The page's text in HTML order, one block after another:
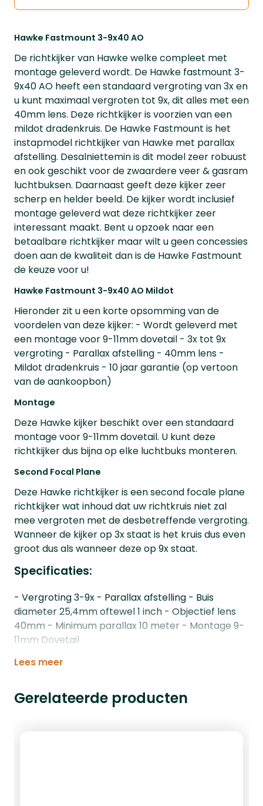
Hawke Fastmount 3-9x40 AO
De richtkijker van Hawke welke compleet met
montage geleverd wordt. De Hawke fastmount 3-
9x40 AO heeft een standaard vergroting van 3x en
u kunt maximaal vergroten tot 9x, dit alles met een
40mm lens. Deze richtkijker is voorzien van een
mildot dradenkruis. De Hawke Fastmount is het
instapmodel richtkijker van Hawke met parallax
afstelling. Desalniettemin is dit model zeer robuust
en ook geschikt voor de zwaardere veer & gasram
luchtbuksen. Daarnaast geeft deze kijker zeer
scherp en helder beeld. De kijker wordt inclusief
montage geleverd wat deze richtkijker zeer
interessant maakt. Bent u opzoek naar een
betaalbare richtkijker maar wilt u geen concessies
doen aan de kwaliteit dan is de Hawke Fastmount
de keuze voor u!
Hawke Fastmount 3-9x40 AO Mildot
Hieronder zit u een korte opsomming van de
voordelen van deze kijker: - Wordt geleverd met
een montage voor 9-11mm dovetail - 3x tot 9x
vergroting - Parallax afstelling - 40mm lens -
Mildot dradenkruis - 10 jaar garantie (op vertoon
van de aankoopbon)
Montage
Deze Hawke kijker beschikt over een standaard
montage voor 9-11mm dovetail. U kunt deze
richtkijker dus bijna op elke luchtbuks monteren.
Second Focal Plane
Deze Hawke richtkijker is een second focale plane
richtkijker wat inhoud dat uw richtkruis niet zal
mee vergroten met de desbetreffende vergroting.
Wanneer de kijker op 3x staat is het kruis dus even
groot dus als wanneer deze op 9x staat.
Specificaties:
- Vergroting 3-9x - Parallax afstelling - Buis
diameter 25,4mm oftewel 1 inch - Objectief lens
40mm - Minimum parallax 10 meter - Montage 9-
11mm Dovetail
Lees meer
Gerelateerde producten